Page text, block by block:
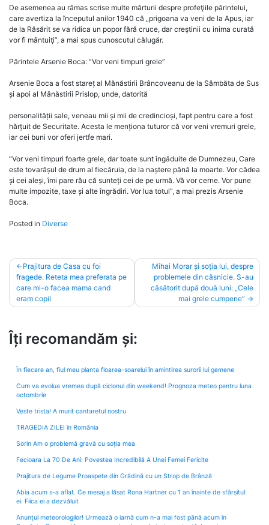
De asemenea au rămas scrise multe mărturii despre profeţiile părintelui,
care avertiza la începutul anilor 1940 că „prigoana va veni de la Apus, iar
de la Răsărit se va ridica un popor fără cruce, dar creştinii cu inima curată
vor fi mântuiţi”, a mai spus cunoscutul călugăr.
Părintele Arsenie Boca: ”Vor veni timpuri grele”
Arsenie Boca a fost stareț al Mănăstirii Brâncoveanu de la Sâmbăta de Sus
și apoi al Mănăstirii Prislop, unde, datorită
personalității sale, veneau mii și mii de credincioși, fapt pentru care a fost
hărțuit de Securitate. Acesta le menționa tuturor că vor veni vremuri grele,
iar cei buni vor oferi jertfe mari.
“Vor veni timpuri foarte grele, dar toate sunt îngăduite de Dumnezeu, Care
este tovarășul de drum al fiecăruia, de la naștere până la moarte. Vor cădea
și cei aleși, îmi pare rău că sunteți cei de pe urmă. Vă vor cerne. Vor pune
multe impozite, taxe și alte îngrădiri. Vor lua totul”, a mai prezis Arsenie
Boca.
Posted in Diverse
Post
navigation
Prajitura de Casa cu foi
fragede. Reteta mea preferata pe
care mi-o facea mama cand
eram copil
Mihai Morar și soția lui, despre
problemele din căsnicie. S-au
căsătorit după două luni: „Cele
mai grele cumpene”
Îți recomandăm și:
În fiecare an, fiul meu planta floarea-soarelui în amintirea surorii lui gemene
Cum va evolua vremea după ciclonul din weekend! Prognoza meteo pentru luna
octombrie
Veste trista! A murit cantaretul nostru
TRAGEDIA ZILEI în România
Sorin Am o problemă gravă cu soția mea
Fecioara La 70 De Ani: Povestea Incredibilă A Unei Femei Fericite
Prajitura de Legume Proaspete din Grădină cu un Strop de Brânză
Abia acum s-a aflat. Ce mesaj a lăsat Rona Hartner cu 1 an înainte de sfârșitul
ei. Fiica ei a dezvăluit
Anunțul meteorologilor! Urmează o iarnă cum n-a mai fost până acum în